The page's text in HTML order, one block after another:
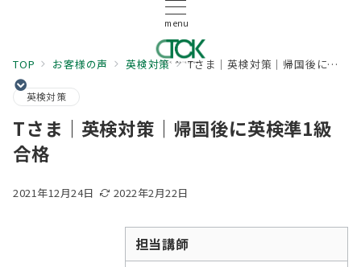
menu
TOP お客様の声 英検対策 Tさま｜英検対策｜帰国後に英検準1級合格
英検対策
Tさま｜英検対策｜帰国後に英検準1級
合格
2021年12月24日 2022年2月22日
担当講師